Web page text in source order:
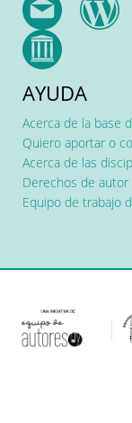
AYUDA
Acerca de la base
Quiero aportar o
Acerca de las
Derechos de autor
Equipo de trabajo